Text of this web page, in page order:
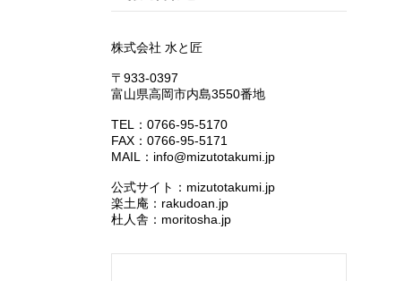
株式会社 水と匠
〒933-0397
富山県高岡市内島3550番地
TEL：0766-95-5170
FAX：0766-95-5171
MAIL： info@mizutotakumi.jp
公式サイト：mizutotakumi.jp
楽土庵：rakudoan.jp
杜人舎：moritosha.jp